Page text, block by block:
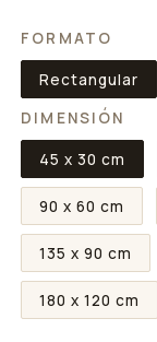
FORMATO
Rectangular
DIMENSIÓN
45 x 30 cm
90 x 60 cm
135 x 90 cm
180 x 120 cm